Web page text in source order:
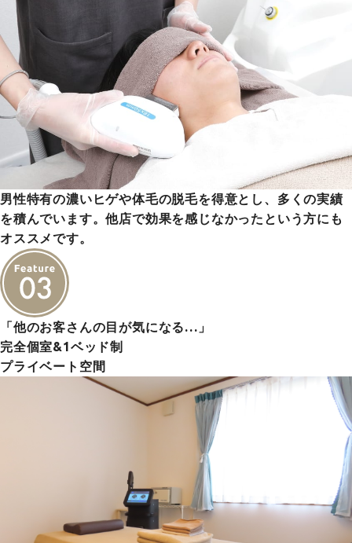
男性特有の濃いヒゲや体毛の脱毛を得意とし、多くの実績
を積んでいます。他店で効果を感じなかったという方にも
オススメです。
「他のお客さんの目が気になる…」
完全個室&1ベッド制
プライベート空間